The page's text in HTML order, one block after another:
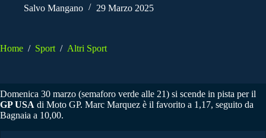
Salvo Mangano 29 Marzo 2025
Home / Sport / Altri Sport
Domenica 30 marzo (semaforo verde alle 21) si scende in pista per il
GP USA di Moto GP. Marc Marquez è il favorito a 1,17, seguito da
Bagnaia a 10,00.